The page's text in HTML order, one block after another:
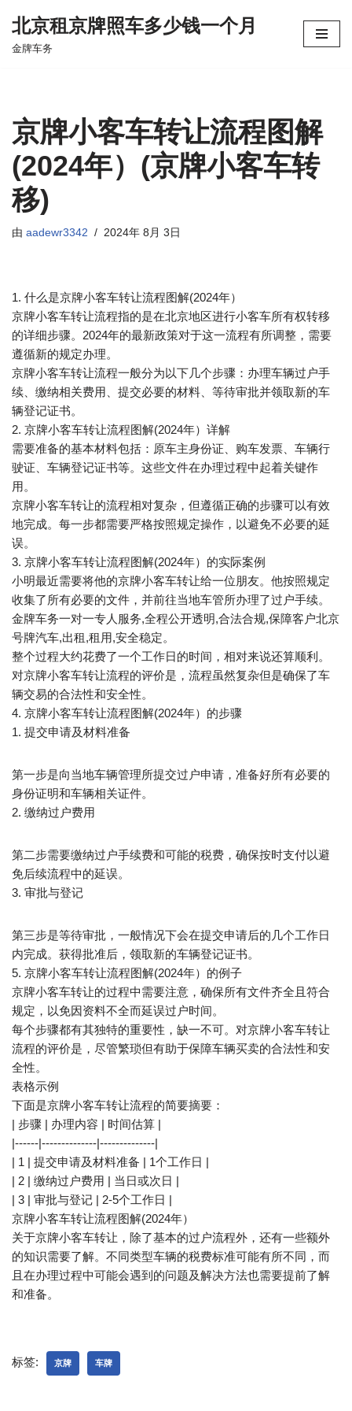
跳
北京租京牌照车多少钱一个月
金牌车务
京牌小客车转让流程图解
(2024年）(京牌小客车转
移)
由 aadewr3342 2024年 8月 3日
1. 什么是京牌小客车转让流程图解(2024年）
京牌小客车转让流程指的是在北京地区进行小客车所有权转移
的详细步骤。2024年的最新政策对于这一流程有所调整，需要
遵循新的规定办理。
京牌小客车转让流程一般分为以下几个步骤：办理车辆过户手
续、缴纳相关费用、提交必要的材料、等待审批并领取新的车
辆登记证书。
2. 京牌小客车转让流程图解(2024年）详解
需要准备的基本材料包括：原车主身份证、购车发票、车辆行
驶证、车辆登记证书等。这些文件在办理过程中起着关键作
用。
京牌小客车转让的流程相对复杂，但遵循正确的步骤可以有效
地完成。每一步都需要严格按照规定操作，以避免不必要的延
误。
3. 京牌小客车转让流程图解(2024年）的实际案例
小明最近需要将他的京牌小客车转让给一位朋友。他按照规定
收集了所有必要的文件，并前往当地车管所办理了过户手续。
金牌车务一对一专人服务,全程公开透明,合法合规,保障客户北京
号牌汽车,出租,租用,安全稳定。
整个过程大约花费了一个工作日的时间，相对来说还算顺利。
对京牌小客车转让流程的评价是，流程虽然复杂但是确保了车
辆交易的合法性和安全性。
4. 京牌小客车转让流程图解(2024年）的步骤
1. 提交申请及材料准备
第一步是向当地车辆管理所提交过户申请，准备好所有必要的
身份证明和车辆相关证件。
2. 缴纳过户费用
第二步需要缴纳过户手续费和可能的税费，确保按时支付以避
免后续流程中的延误。
3. 审批与登记
第三步是等待审批，一般情况下会在提交申请后的几个工作日
内完成。获得批准后，领取新的车辆登记证书。
5. 京牌小客车转让流程图解(2024年）的例子
京牌小客车转让的过程中需要注意，确保所有文件齐全且符合
规定，以免因资料不全而延误过户时间。
每个步骤都有其独特的重要性，缺一不可。对京牌小客车转让
流程的评价是，尽管繁琐但有助于保障车辆买卖的合法性和安
全性。
表格示例
下面是京牌小客车转让流程的简要摘要：
| 步骤 | 办理内容 | 时间估算 |
|------|--------------|--------------|
| 1 | 提交申请及材料准备 | 1个工作日 |
| 2 | 缴纳过户费用 | 当日或次日 |
| 3 | 审批与登记 | 2-5个工作日 |
京牌小客车转让流程图解(2024年）
关于京牌小客车转让，除了基本的过户流程外，还有一些额外
的知识需要了解。不同类型车辆的税费标准可能有所不同，而
且在办理过程中可能会遇到的问题及解决方法也需要提前了解
和准备。
标签: 京牌 车牌